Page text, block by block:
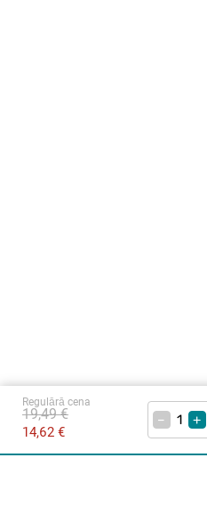
Regulārā cena
14,62 €
19,49 € – +